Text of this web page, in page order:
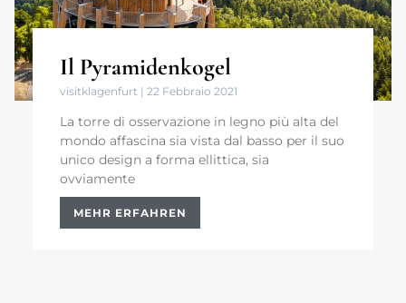
Il Pyramidenkogel
visitklagenfurt 22 Febbraio 2021
La torre di osservazione in legno più alta del
mondo affascina sia vista dal basso per il suo
unico design a forma ellittica, sia
ovviamente
MEHR ERFAHREN